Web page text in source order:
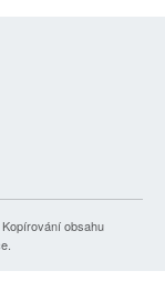
Kopírování obsahu